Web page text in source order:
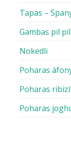
Tapas –
Gambas pil pil
Nokedli
Poharas
Poharas
Poharas